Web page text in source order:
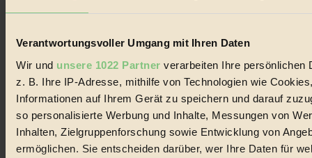
Verantwortungsvoller Umgang mit Ihren Daten
Wir und unsere 1022 Partner verarbeiten Ihre persönlichen
z. B. Ihre IP-Adresse, mithilfe von Technologien wie
Informationen auf Ihrem Gerät zu speichern und darauf
so personalisierte Werbung und Inhalte, Messungen von
Inhalten, Zielgruppenforschung sowie Entwicklung von
ermöglichen. Sie entscheiden darüber, wer Ihre Daten für